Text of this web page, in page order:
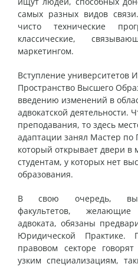
самых разных видов
чисто технические
классические,
маркетингом.
Вступление университетов
Пространство Высшего
введению изменений в
адвокатской деятельности.
преподавания, то здесь
адаптации занял Мастер по
который открывает двери в
студентам, у которых нет
образования.
В свою очередь,
факультетов,
адвоката, обязаны
Юридической Практике.
правовом секторе
узким специализациям,